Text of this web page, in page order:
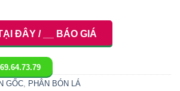
ĐÂY / __ BÁO GIÁ
GỐC, PHÂN BÓN LÁ